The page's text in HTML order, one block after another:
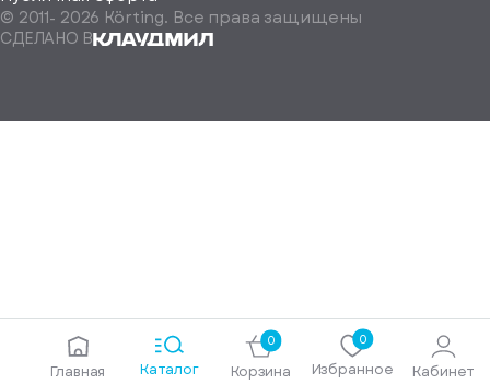
© 2011- 2026 Körting. Все права защищены
СДЕЛАНО В
Главная Каталог
0
Корзина
0
Избранное Кабинет
Определить
на-
Самара